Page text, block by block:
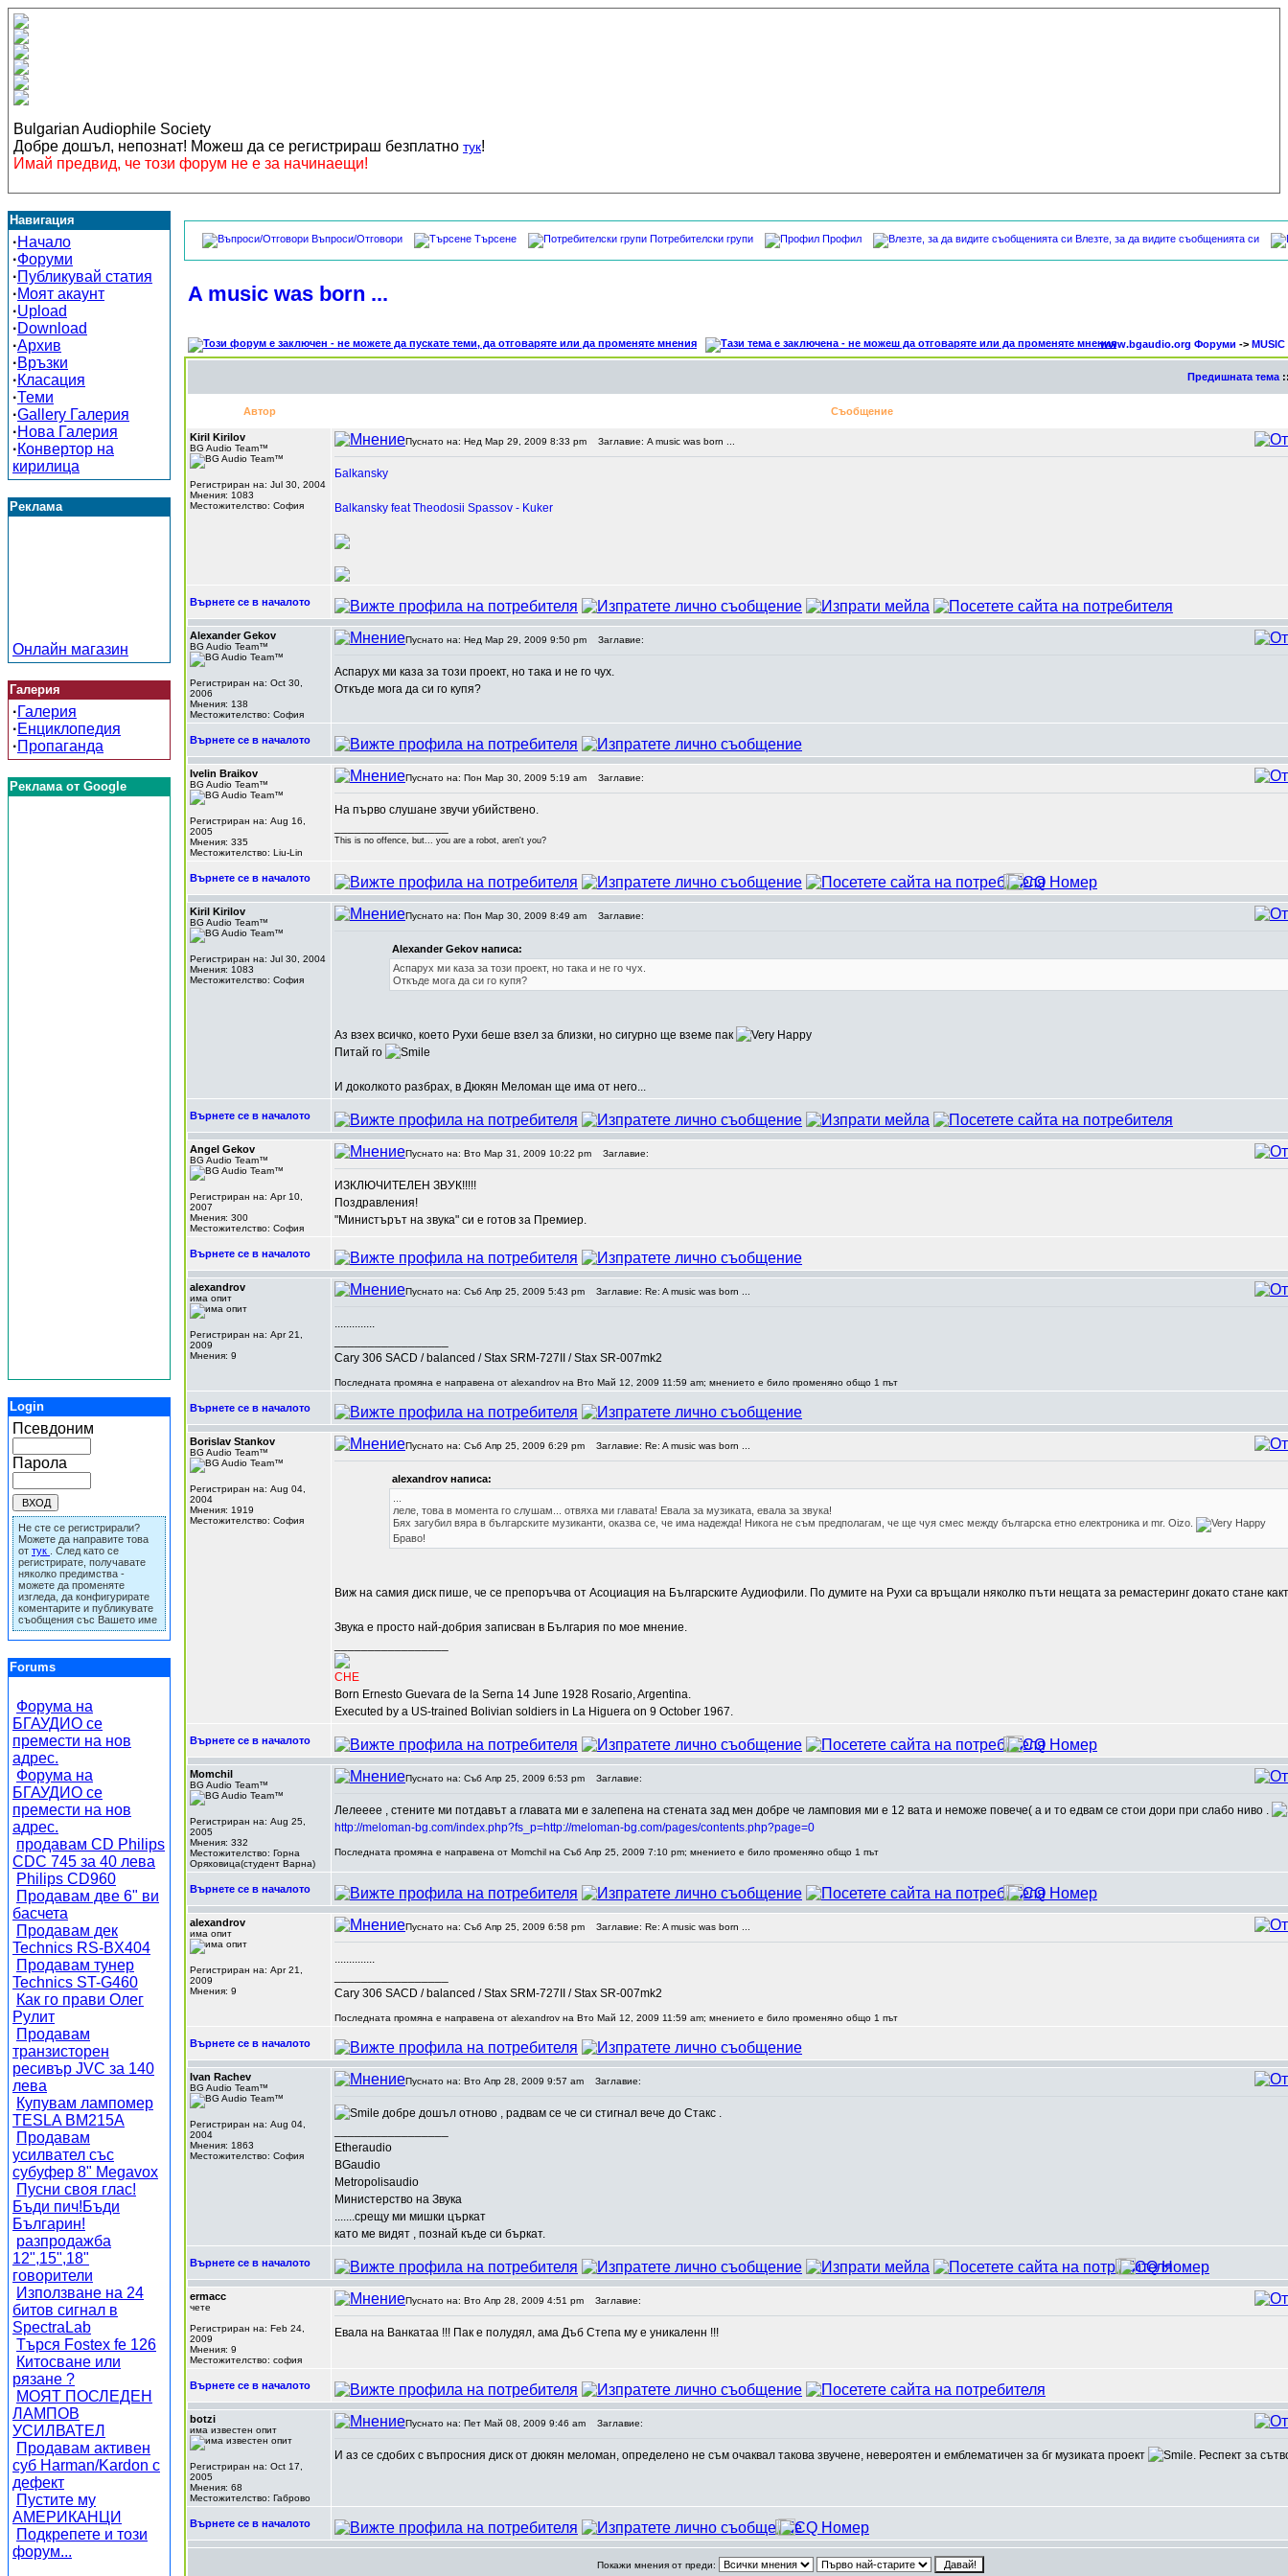
Bulgarian Audiophile Society
Добре дошъл, непознат! Можеш да се регистрираш безплатно тук!
Имай предвид, че този форум не е за начинаещи!
Навигация
·Начало
·Форуми
·Публикувай статия
·Моят акаунт
·Upload
·Download
·Архив
·Връзки
·Класация
·Теми
·Gallery Галерия
·Нова Галерия
·Конвертор на
кирилица
Реклама
Онлайн магазин
Галерия
·Галерия
·Енциклопедия
·Пропаганда
Реклама от Google
Login
Псевдоним
Парола
Не сте се регистрирали?
Можете да направите това
от тук
. След като се
регистрирате, получавате
няколко предимства -
можете да променяте
изгледа, да конфигурирате
коментарите и публикувате
съобщения със Вашето име
Forums
Форума на
БГАУДИО се
премести на нов
адрес.
Форума на
БГАУДИО се
премести на нов
адрес.
продавам CD Philips
CDC 745 за 40 лева
Philips CD960
Продавам две 6" ви
басчета
Продавам дек
Technics RS-BX404
Продавам тунер
Technics ST-G460
Как го прави Олег
Рулит
Продавам
транзисторен
ресивър JVC за 140
лева
Купувам лампомер
TESLA BM215A
Продавам
усилвател със
субуфер 8" Megavox
Пусни своя глас!
Бъди пич!Бъди
Българин!
разпродажба
12",15",18"
говорители
Използване на 24
битов сигнал в
SpectraLab
Търся Fostex fe 126
Китосване или
рязане ?
МОЯТ ПОСЛЕДЕН
ЛАМПОВ
УСИЛВАТЕЛ
Продавам активен
суб Harman/Kardon с
дефект
Пустите му
АМЕРИКАНЦИ
Подкрепете и този
форум...
Въпроси/Отговори Търсене Потребителски групи Профил Влезте, за да видите съобщенията си
A music was born ...
www.bgaudio.org Форуми -> MUSIC
Предишната тема
Автор Съобщение
Kiril Kirilov
BG Audio Team™
Регистриран на: Jul 30, 2004
Мнения: 1083
Местожителство: София
Пуснато на: Нед Мар 29, 2009 8:33 pm Заглавие: A music was born ...
Бalkansky
Balkansky feat Theodosii Spassov - Kuker
Върнете се в началото
Alexander Gekov
BG Audio Team™
Регистриран на: Oct 30,
2006
Мнения: 138
Местожителство: София
Пуснато на: Нед Мар 29, 2009 9:50 pm Заглавие:
Аспарух ми каза за този проект, но така и не го чух.
Откъде мога да си го купя?
Върнете се в началото
Ivelin Braikov
BG Audio Team™
Регистриран на: Aug 16,
2005
Мнения: 335
Местожителство: Liu-Lin
Пуснато на: Пон Мар 30, 2009 5:19 am Заглавие:
На първо слушане звучи убийствено.
This is no offence, but... you are a robot, aren't you?
Върнете се в началото
Kiril Kirilov
BG Audio Team™
Регистриран на: Jul 30, 2004
Мнения: 1083
Местожителство: София
Пуснато на: Пон Мар 30, 2009 8:49 am Заглавие:
Alexander Gekov написа:
Аспарух ми каза за този проект, но така и не го чух.
Откъде мога да си го купя?
Аз взех всичко, което Рухи беше взел за близки, но сигурно ще вземе пак
Питай го
И доколкото разбрах, в Дюкян Меломан ще има от него...
Върнете се в началото
Angel Gekov
BG Audio Team™
Регистриран на: Apr 10,
2007
Мнения: 300
Местожителство: София
Пуснато на: Вто Мар 31, 2009 10:22 pm Заглавие:
ИЗКЛЮЧИТЕЛЕН ЗВУК!!!!!
Поздравления!
"Министърът на звука" си е готов за Премиер.
Върнете се в началото
alexandrov
има опит
Регистриран на: Apr 21,
2009
Мнения: 9
Пуснато на: Съб Апр 25, 2009 5:43 pm Заглавие: Re: A music was born ...
..............
Cary 306 SACD / balanced / Stax SRM-727II / Stax SR-007mk2
Последната промяна е направена от alexandrov на Вто Май 12, 2009 11:59 am; мнението е било променяно общо 1 път
Върнете се в началото
Borislav Stankov
BG Audio Team™
Регистриран на: Aug 04,
2004
Мнения: 1919
Местожителство: София
Пуснато на: Съб Апр 25, 2009 6:29 pm Заглавие: Re: A music was born ...
alexandrov написа:
леле, това в момента го слушам... отвяха ми главата! Евала за музиката, евала за звука!
Бях загубил вяра в българските музиканти, оказва се, че има надежда! Никога не съм предполагам, че ще чуя смес между българска етно електроника и mr. Oizo.
Браво!
Виж на самия диск пише, че се препоръчва от Асоциация на Българските Аудиофили. По думите на Рухи са връщали няколко пъти нещата за ремастеринг докато стане
Звука е просто най-добрия записван в България по мое мнение.
CHE
Born Ernesto Guevara de la Serna 14 June 1928 Rosario, Argentina.
Executed by a US-trained Bolivian soldiers in La Higuera on 9 October 1967.
Върнете се в началото
Momchil
BG Audio Team™
Регистриран на: Aug 25,
2005
Мнения: 332
Местожителство: Горна
Оряховица(студент Варна)
Пуснато на: Съб Апр 25, 2009 6:53 pm Заглавие:
Лелееее , стените ми потдавът а главата ми е залепена на стената зад мен добре че ламповия ми е 12 вата и неможе повече( а и то едвам се стои дори при слабо ниво .
http://meloman-bg.com/index.php?fs_p=http://meloman-bg.com/pages/contents.php?page=0
Последната промяна е направена от Momchil на Съб Апр 25, 2009 7:10 pm; мнението е било променяно общо 1 път
Върнете се в началото
alexandrov
има опит
Регистриран на: Apr 21,
2009
Мнения: 9
Пуснато на: Съб Апр 25, 2009 6:58 pm Заглавие: Re: A music was born ...
..............
Cary 306 SACD / balanced / Stax SRM-727II / Stax SR-007mk2
Последната промяна е направена от alexandrov на Вто Май 12, 2009 11:59 am; мнението е било променяно общо 1 път
Върнете се в началото
Ivan Rachev
BG Audio Team™
Регистриран на: Aug 04,
2004
Мнения: 1863
Местожителство: София
Пуснато на: Вто Апр 28, 2009 9:57 am Заглавие:
добре дошъл отново , радвам се че си стигнал вече до Стакс .
Etheraudio
BGaudio
Metropolisaudio
Министерство на Звука
.......срещу ми мишки църкат
като ме видят , познай къде си бъркат.
Върнете се в началото
ermacc
чете
Регистриран на: Feb 24,
2009
Мнения: 9
Местожителство: софия
Пуснато на: Вто Апр 28, 2009 4:51 pm Заглавие:
Евала на Ванкатаа !!! Пак е полудял, ама Дъб Степа му е уникаленн !!!
Върнете се в началото
botzi
има известен опит
Регистриран на: Oct 17,
2005
Мнения: 68
Местожителство: Габрово
Пуснато на: Пет Май 08, 2009 9:46 am Заглавие:
И аз се сдобих с въпросния диск от дюкян меломан, определено не съм очаквал такова звучене, невероятен и емблематичен за бг музиката проект . Респект за
Върнете се в началото
Покажи мнения от преди: